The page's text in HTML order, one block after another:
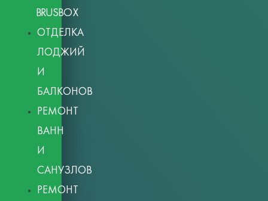
BRUSBOX
ОТДЕЛКА
ЛОДЖИЙ
И
БАЛКОНОВ
РЕМОНТ
ВАНН
И
САНУЗЛОВ
РЕМОНТ